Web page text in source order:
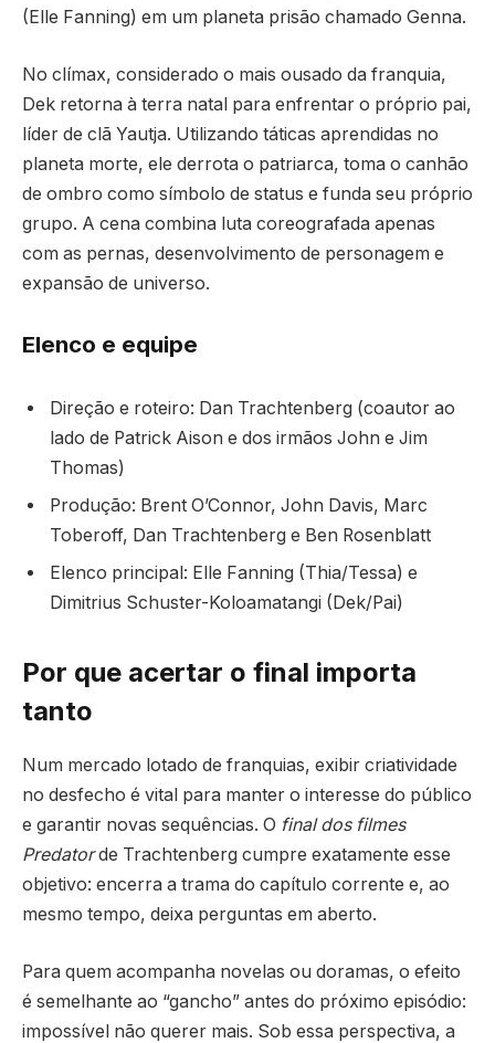
(Elle Fanning) em um planeta prisão chamado Genna.
No clímax, considerado o mais ousado da franquia,
Dek retorna à terra natal para enfrentar o próprio pai,
líder de clã Yautja. Utilizando táticas aprendidas no
planeta morte, ele derrota o patriarca, toma o canhão
de ombro como símbolo de status e funda seu próprio
grupo. A cena combina luta coreografada apenas
com as pernas, desenvolvimento de personagem e
expansão de universo.
Elenco e equipe
Direção e roteiro: Dan Trachtenberg (coautor ao
lado de Patrick Aison e dos irmãos John e Jim
Thomas)
Produção: Brent O’Connor, John Davis, Marc
Toberoff, Dan Trachtenberg e Ben Rosenblatt
Elenco principal: Elle Fanning (Thia/Tessa) e
Dimitrius Schuster-Koloamatangi (Dek/Pai)
Por que acertar o final importa
tanto
Num mercado lotado de franquias, exibir criatividade
no desfecho é vital para manter o interesse do público
e garantir novas sequências. O final dos filmes
Predatorde Trachtenberg cumpre exatamente esse
objetivo: encerra a trama do capítulo corrente e, ao
mesmo tempo, deixa perguntas em aberto.
Para quem acompanha novelas ou doramas, o efeito
é semelhante ao “gancho” antes do próximo episódio:
impossível não querer mais. Sob essa perspectiva, a